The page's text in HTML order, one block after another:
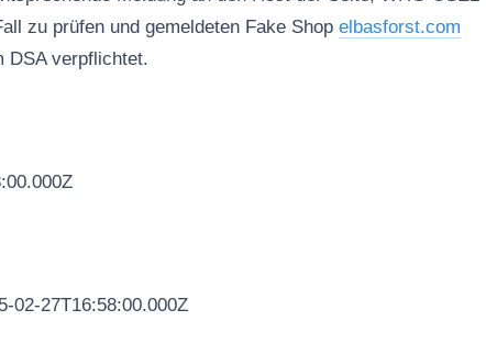
zu prüfen und gemeldeten Fake Shop elbasforst.com
DSA verpflichtet.
02-27T16:58:00.000Z